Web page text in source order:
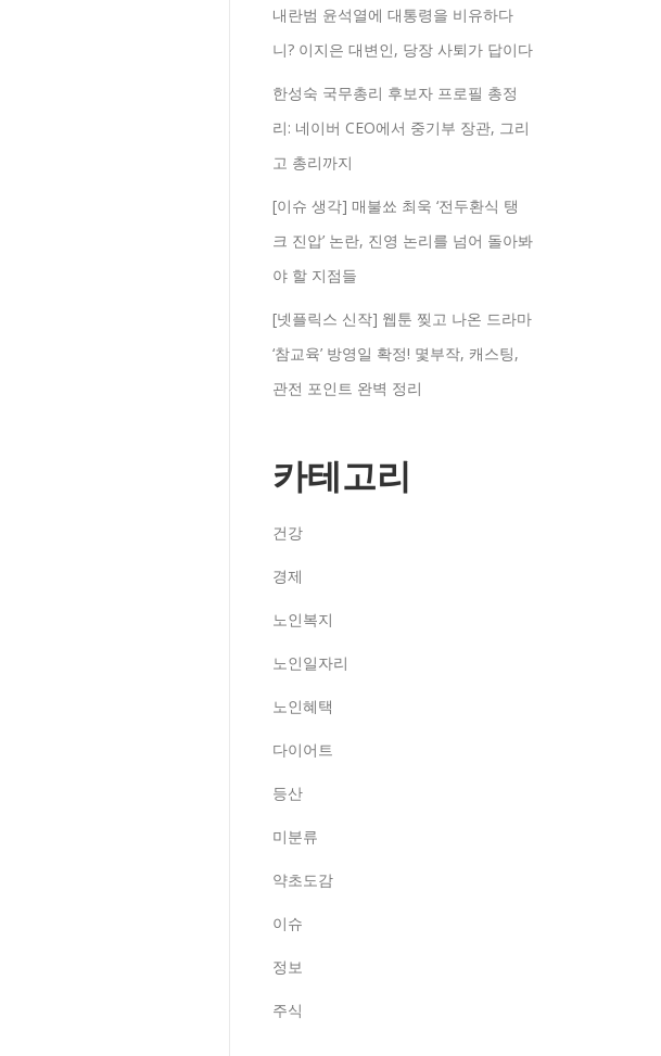
내란범 윤석열에 대통령을 비유하다
니? 이지은 대변인, 당장 사퇴가 답이다
한성숙 국무총리 후보자 프로필 총정
리: 네이버 CEO에서 중기부 장관, 그리
고 총리까지
[이슈 생각] 매불쑈 최욱 ‘전두환식 탱
크 진압’ 논란, 진영 논리를 넘어 돌아봐
야 할 지점들
[넷플릭스 신작] 웹툰 찢고 나온 드라마
‘참교육’ 방영일 확정! 몇부작, 캐스팅,
관전 포인트 완벽 정리
카테고리
건강
경제
노인복지
노인일자리
노인혜택
다이어트
등산
미분류
약초도감
이슈
정보
주식